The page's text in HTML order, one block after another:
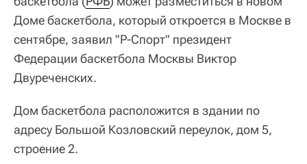
Доме баскетбола, который откроется в Москве в
сентябре, заявил "Р-Спорт" президент
Федерации баскетбола Москвы Виктор
Двуреченских.
Дом баскетбола расположится в здании по
адресу Большой Козловский переулок, дом 5,
строение 2.